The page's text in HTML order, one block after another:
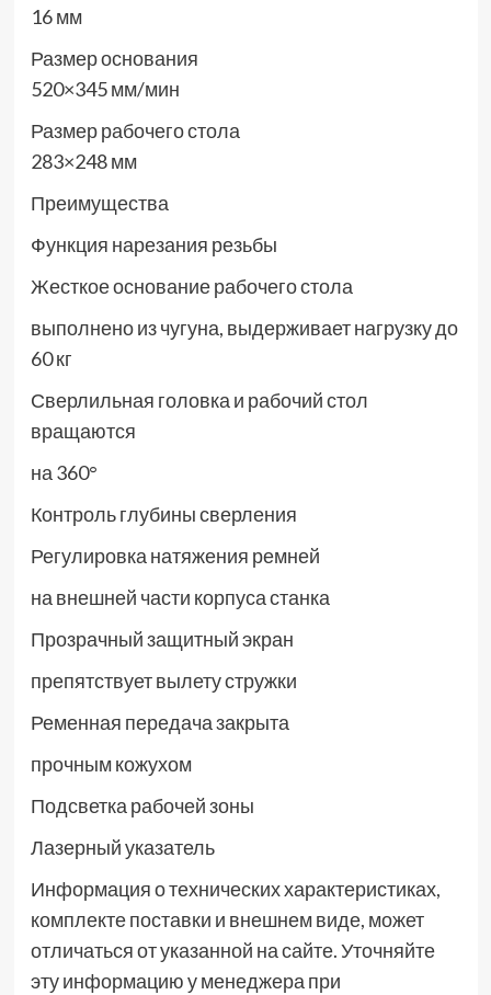
16 мм
Размер основания
520×345 мм/мин
Размер рабочего стола
283×248 мм
Преимущества
Функция нарезания резьбы
Жесткое основание рабочего стола
выполнено из чугуна, выдерживает нагрузку до
60 кг
Сверлильная головка и рабочий стол
вращаются
на 360°
Контроль глубины сверления
Регулировка натяжения ремней
на внешней части корпуса станка
Прозрачный защитный экран
препятствует вылету стружки
Ременная передача закрыта
прочным кожухом
Подсветка рабочей зоны
Лазерный указатель
Информация о технических характеристиках,
комплекте поставки и внешнем виде, может
отличаться от указанной на сайте. Уточняйте
эту информацию у менеджера при